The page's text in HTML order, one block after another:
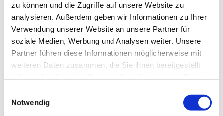
zu können und die Zugriffe auf unsere Website zu
analysieren. Außerdem geben wir Informationen zu Ihrer
Verwendung unserer Website an unsere Partner für
soziale Medien, Werbung und Analysen weiter. Unsere
Partner führen diese Informationen möglicherweise mit
weiteren Daten zusammen, die Sie ihnen bereitgestellt
Notwendig
echtholzfurnierten Oberflächen aus Weißtanne
wurden in den Treppenhäusern zum Teil mit
lackiertem Messingblech verkleidet, so dass die
Türen dort nahezu unsichtbar in die
Messingwandbekleidung integriert sind.
In den Glastrennwänden kommen die
Brandschutzverglasungen CONTRAFLAM 30 Wall
und die rahmenlosen CONTRAFLAM STRUCTURE-